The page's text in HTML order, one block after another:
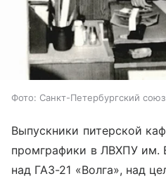
Фото: Санкт-Петербургский
Выпускники питерской
промграфики в ЛВХПУ им.
над ГАЗ-21 «Волга», над